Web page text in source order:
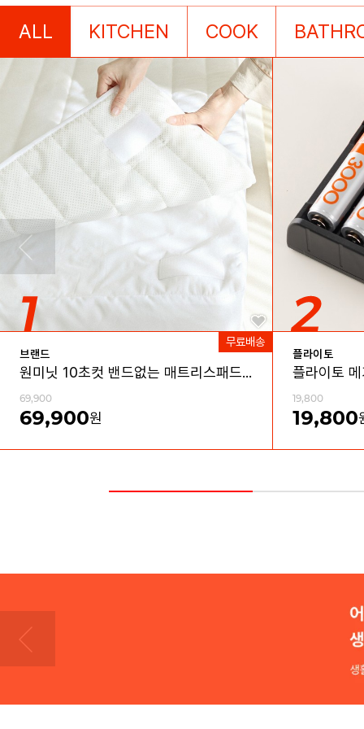
ALL KITCHEN COOK
브랜드
원미닛 10초컷 밴드없는 매트리스패드 방수커버 세트
69,900
69,900원
플라이토
19,800
19,800